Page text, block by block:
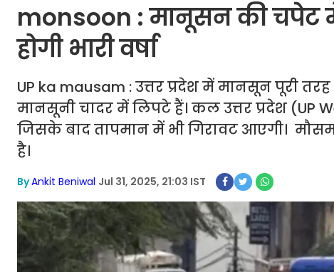
monsoon : मानूसन की चपेट
होगी भारी वर्षा
UP ka mausam : उत्तर प्रदेश में मानसून पूरी
मानसूनी चादर में लिपटे हैं। कल उत्तर प्रदेश (UP
जिसके बाद तापमान में भी गिरावट आएगी।
है।
ByAnkit Beniwal Jul 31, 2025, 21:03 IST